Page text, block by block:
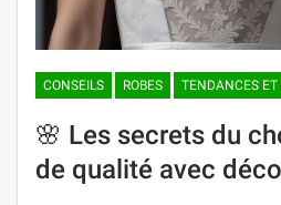
CONSEILS ROBES
🌸 Les secrets du
de qualité avec